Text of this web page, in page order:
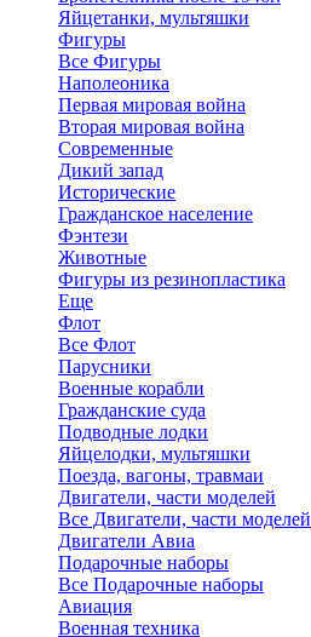
Яйцетанки, мультяшки
Фигуры
Все Фигуры
Наполеоника
Первая мировая война
Вторая мировая война
Современные
Дикий запад
Исторические
Гражданское население
Фэнтези
Животные
Фигуры из резинопластика
Еще
Флот
Все Флот
Парусники
Военные корабли
Гражданские суда
Подводные лодки
Яйцелодки, мультяшки
Поезда, вагоны, травмаи
Двигатели, части моделей
Все Двигатели, части моделей
Двигатели Авиа
Подарочные наборы
Все Подарочные наборы
Авиация
Военная техника